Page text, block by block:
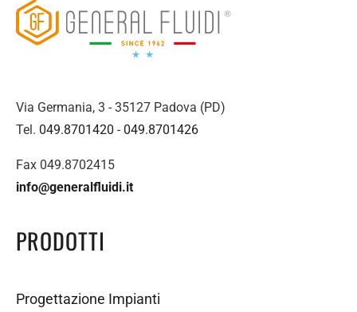
Via Germania, 3 - 35127 Padova (PD)
Tel. 049.8701420 - 049.8701426
Fax 049.8702415
info@generalfluidi.it
PRODOTTI
Progettazione Impianti